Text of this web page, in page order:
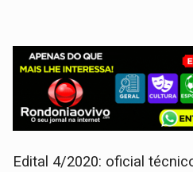
Edital 4/2020: oficial